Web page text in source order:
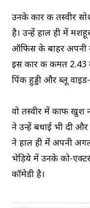
उनके कार की तस्वीर
है। उन्हें हाल ही में
ऑफिस के बाहर अपनी
इस कार की कीमत
पिंक हुड्डी और ब्लू
वो तस्वीर में काफी खुश
ने उन्हें बधाई भी दी
ने हाल ही में अपनी
भेड़िये में उनके को-
कॉमेडी है।